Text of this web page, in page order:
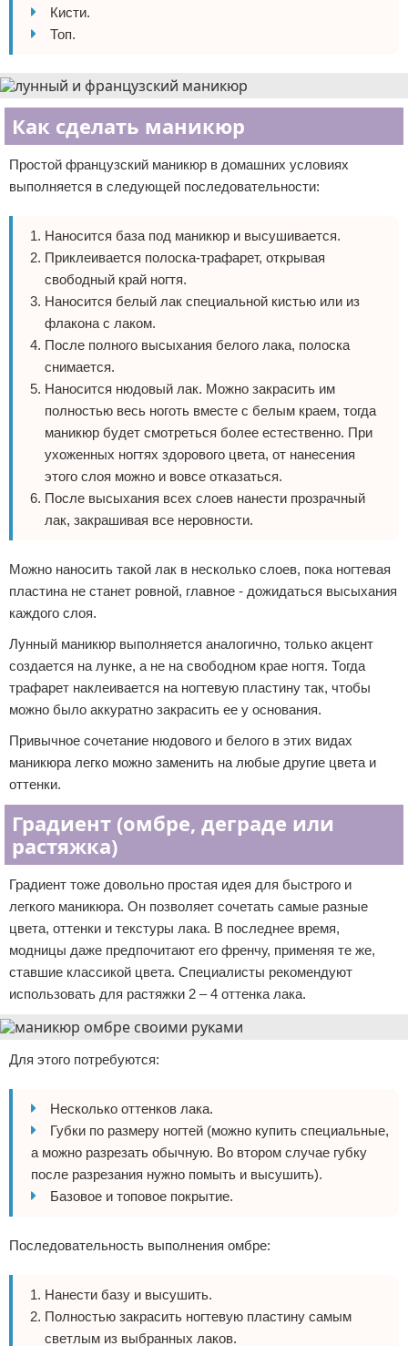
Кисти.
Топ.
Как сделать маникюр
Простой французский маникюр в домашних условиях
выполняется в следующей последовательности:
Наносится база под маникюр и высушивается.
Приклеивается полоска-трафарет, открывая
свободный край ногтя.
Наносится белый лак специальной кистью или из
флакона с лаком.
После полного высыхания белого лака, полоска
снимается.
Наносится нюдовый лак. Можно закрасить им
полностью весь ноготь вместе с белым краем, тогда
маникюр будет смотреться более естественно. При
ухоженных ногтях здорового цвета, от нанесения
этого слоя можно и вовсе отказаться.
После высыхания всех слоев нанести прозрачный
лак, закрашивая все неровности.
Можно наносить такой лак в несколько слоев, пока ногтевая
пластина не станет ровной, главное - дожидаться высыхания
каждого слоя.
Лунный маникюр выполняется аналогично, только акцент
создается на лунке, а не на свободном крае ногтя. Тогда
трафарет наклеивается на ногтевую пластину так, чтобы
можно было аккуратно закрасить ее у основания.
Привычное сочетание нюдового и белого в этих видах
маникюра легко можно заменить на любые другие цвета и
оттенки.
Градиент (омбре, деграде или
растяжка)
Градиент тоже довольно простая идея для быстрого и
легкого маникюра. Он позволяет сочетать самые разные
цвета, оттенки и текстуры лака. В последнее время,
модницы даже предпочитают его френчу, применяя те же,
ставшие классикой цвета. Специалисты рекомендуют
использовать для растяжки 2 – 4 оттенка лака.
Для этого потребуются:
Несколько оттенков лака.
Губки по размеру ногтей (можно купить специальные,
а можно разрезать обычную. Во втором случае губку
после разрезания нужно помыть и высушить).
Базовое и топовое покрытие.
Последовательность выполнения омбре:
Нанести базу и высушить.
Полностью закрасить ногтевую пластину самым
светлым из выбранных лаков.